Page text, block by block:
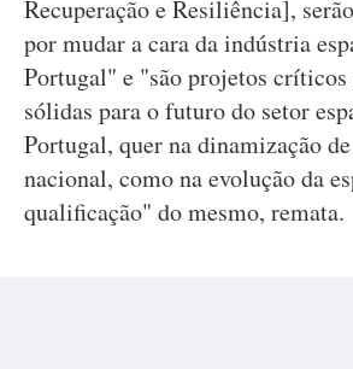
Recuperação e Resiliência],
por mudar a cara da indústria
Portugal" e "são projetos críticos
sólidas para o futuro do setor
Portugal, quer na dinamização
nacional, como na evolução da
qualificação" do mesmo, remata.